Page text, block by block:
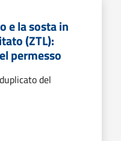
e la sosta in
(ZTL):
permesso
del